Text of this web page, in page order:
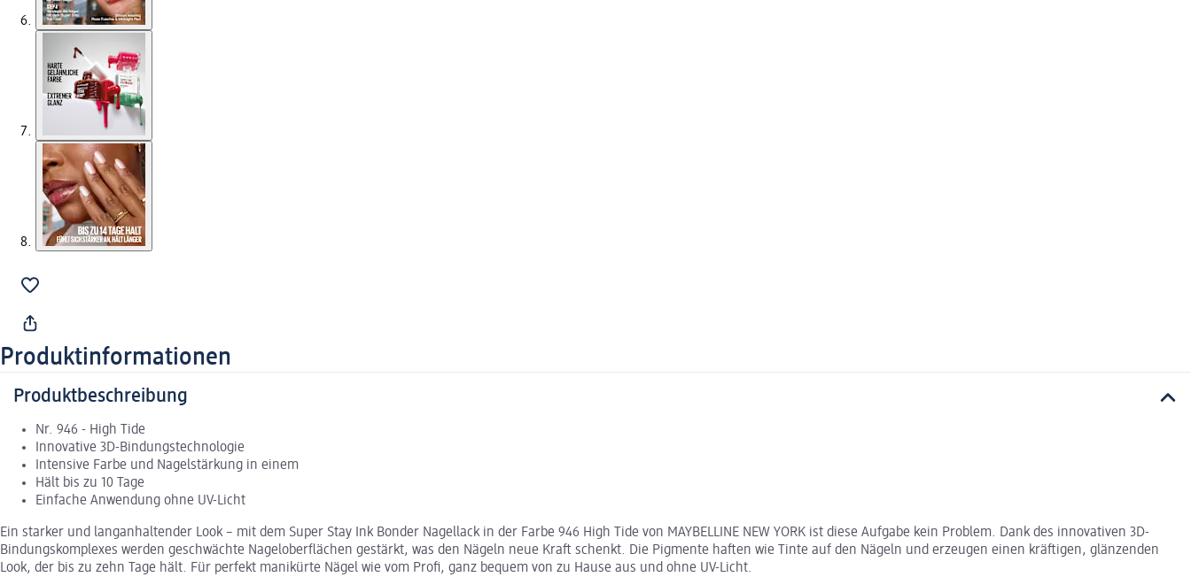
Produktinformationen
Produktbeschreibung
Nr. 946 - High Tide
Innovative 3D-Bindungstechnologie
Intensive Farbe und Nagelstärkung in einem
Hält bis zu 10 Tage
Einfache Anwendung ohne UV-Licht
Ein starker und langanhaltender Look – mit dem Super Stay Ink Bonder Nagellack in der Farbe 946 High Tide von MAYBELLINE NEW YORK ist diese Aufgabe kein Problem. Dank des innovativen 3D-
Bindungskomplexes werden geschwächte Nageloberflächen gestärkt, was den Nägeln neue Kraft schenkt. Die Pigmente haften wie Tinte auf den Nägeln und erzeugen einen kräftigen, glänzenden
Look, der bis zu zehn Tage hält. Für perfekt manikürte Nägel wie vom Profi, ganz bequem von zu Hause aus und ohne UV-Licht.